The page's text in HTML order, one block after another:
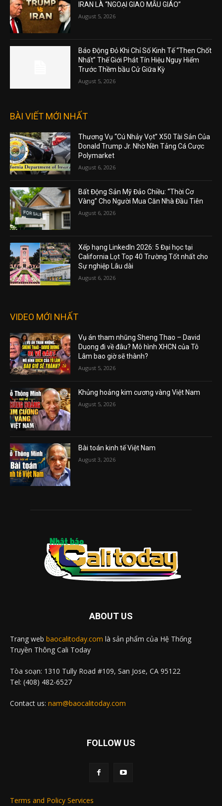
IRAN LÀ “NGOẠI GIAO MẪU GIÁO”
August 5, 2026
Báo Động Đỏ Khi Chỉ Số Kinh Tế “Then Chốt
Nhất” Thế Giới Phát Tín Hiệu Nguy Hiểm
Trước Thềm bầu Cử Giữa Kỳ
August 5, 2026
BÀI VIẾT MỚI NHẤT
Thương Vụ “Cú Nhảy Vọt” X50 Tài Sản Của
Donald Trump Jr. Nhờ Nền Tảng Cá Cược
Polymarket
August 6, 2026
Bất Động Sản Mỹ Đảo Chiều: “Thời Cơ
Vàng” Cho Người Mua Căn Nhà Đầu Tiên
August 6, 2026
Xếp hạng LinkedIn 2026: 5 Đại học tại
California Lọt Top 40 Trường Tốt nhất cho
Sự nghiệp Lâu dài
August 6, 2026
VIDEO MỚI NHẤT
Vụ án tham nhũng Sheng Thao – David
Duong đi về đâu? Mô hình XHCN của Tô
Lâm bao giờ sẽ thành?
August 5, 2026
Khủng hoảng kim cương vàng Việt Nam
August 5, 2026
Bài toán kinh tế Việt Nam
August 3, 2026
ABOUT US
Trang web baocalitoday.com là sản phẩm của Hệ Thống
Truyền Thông Cali Today
Tòa soạn: 1310 Tully Road #109, San Jose, CA 95122
Tel: (408) 482-6527
Contact us: nam@baocalitoday.com
FOLLOW US
Terms and Policy Services